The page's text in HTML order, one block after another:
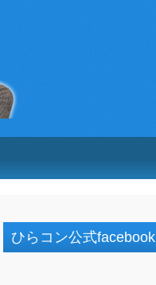
ひらコン公式facebook